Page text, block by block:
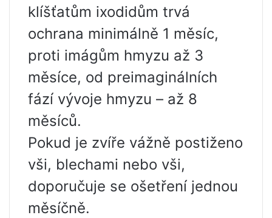
klíšťatům ixodidům trvá
ochrana minimálně 1 měsíc,
proti imágům hmyzu až 3
měsíce, od preimaginálních
fází vývoje hmyzu – až 8
měsíců.
Pokud je zvíře vážně postiženo
vši, blechami nebo vši,
doporučuje se ošetření jednou
měsíčně.